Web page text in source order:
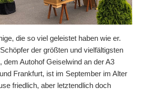
die so viel geleistet haben wie er.
Schöpfer der größten und vielfältigsten
dem Autohof Geiselwind an der A3
Frankfurt, ist im September im Alter
friedlich, aber letztendlich doch